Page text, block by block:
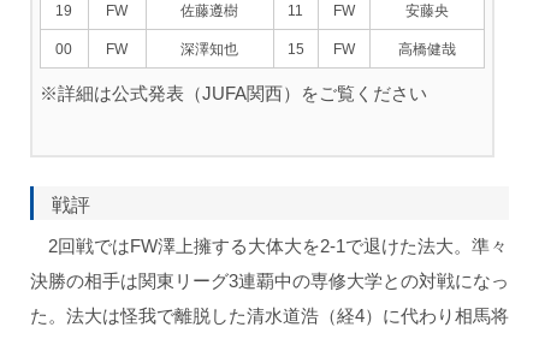
19 FW 佐藤遵樹 11 FW 安藤央
00 FW 深澤知也 15 FW 高橋健哉
※詳細は公式発表（JUFA関西）をご覧ください
戦評
2回戦ではFW澤上擁する大体大を2-1で退けた法大。準々
決勝の相手は関東リーグ3連覇中の専修大学との対戦になっ
た。法大は怪我で離脱した清水道浩（経4）に代わり相馬将